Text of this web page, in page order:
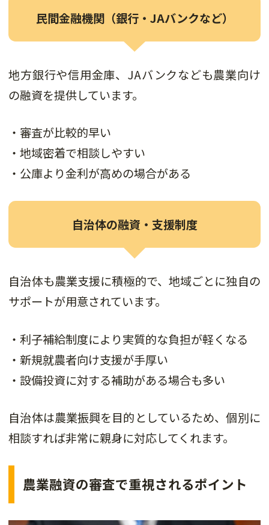
民間金融機関（銀行・JAバンクなど）
地方銀行や信用金庫、JAバンクなども農業向け
の融資を提供しています。
・審査が比較的早い
・地域密着で相談しやすい
・公庫より金利が高めの場合がある
自治体の融資・支援制度
自治体も農業支援に積極的で、地域ごとに独自の
サポートが用意されています。
・利子補給制度により実質的な負担が軽くなる
・新規就農者向け支援が手厚い
・設備投資に対する補助がある場合も多い
自治体は農業振興を目的としているため、個別に
相談すれば非常に親身に対応してくれます。
農業融資の審査で重視されるポイント